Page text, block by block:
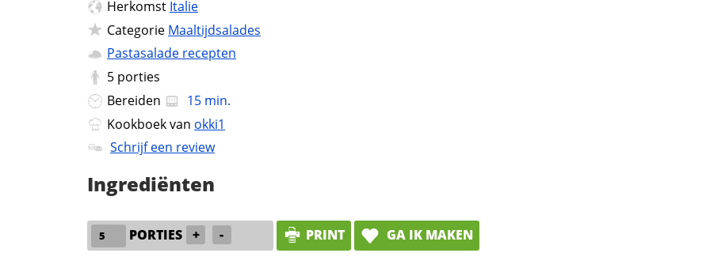
Herkomst Italie
Categorie Maaltijdsalades
Pastasalade recepten
5 porties
Bereiden
15 min.
Kookboek van okki1
Schrijf een review
Ingrediënten
PORTIES + - PRINT GA IK MAKEN